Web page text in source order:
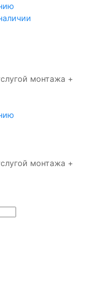
монтажа +
монтажа +